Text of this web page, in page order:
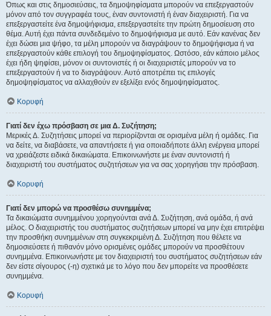
Όπως και στις δημοσιεύσεις, τα δημοψηφίσματα μπορούν να επεξεργαστούν
μόνον από τον συγγραφέα τους, έναν συντονιστή ή έναν διαχειριστή. Για να
επεξεργαστείτε ένα δημοψήφισμα, επεξεργαστείτε την πρώτη δημοσίευση στο
θέμα. Αυτή έχει πάντα συνδεδεμένο το δημοψήφισμα με αυτό. Εάν κανένας δεν
έχει δώσει μια ψήφο, τα μέλη μπορούν να διαγράψουν το δημοψήφισμα ή να
επεξεργαστούν κάθε επιλογή του δημοψηφίσματος. Ωστόσο, εάν κάποιο μέλος
έχει ήδη ψηφίσει, μόνον οι συντονιστές ή οι διαχειριστές μπορούν να το
επεξεργαστούν ή να το διαγράψουν. Αυτό αποτρέπει τις επιλογές
δημοψηφίσματος να αλλαχθούν εν εξελίξει ενός δημοψηφίσματος.
Κορυφή
Γιατί δεν έχω πρόσβαση σε μια Δ. Συζήτηση;
Μερικές Δ. Συζητήσεις μπορεί να περιορίζονται σε ορισμένα μέλη ή ομάδες. Για
να δείτε, να διαβάσετε, να απαντήσετε ή για οποιαδήποτε άλλη ενέργεια μπορεί
να χρειάζεστε ειδικά δικαιώματα. Επικοινωνήστε με έναν συντονιστή ή
διαχειριστή του συστήματος συζητήσεων για να σας χορηγήσει την πρόσβαση.
Κορυφή
Γιατί δεν μπορώ να προσθέσω συνημμένα;
Τα δικαιώματα συνημμένου χορηγούνται ανά Δ. Συζήτηση, ανά ομάδα, ή ανά
μέλος. Ο διαχειριστής του συστήματος συζητήσεων μπορεί να μην έχει επιτρέψει
την προσθήκη συνημμένων στη συγκεκριμένη Δ. Συζήτηση που θέλετε να
δημοσιεύσετε ή πιθανόν μόνο ορισμένες ομάδες μπορούν να προσθέτουν
συνημμένα. Επικοινωνήστε με τον διαχειριστή του συστήματος συζητήσεων εάν
δεν είστε σίγουρος (-η) σχετικά με το λόγο που δεν μπορείτε να προσθέσετε
συνημμένα.
Κορυφή